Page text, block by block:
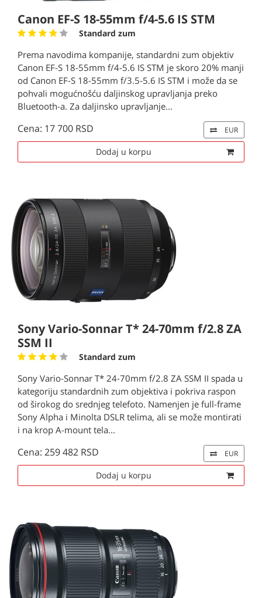
Canon EF-S 18-55mm f/4-5.6 IS STM
Standard zum
Prema navodima kompanije, standardni zum objektiv
Canon EF-S 18-55mm f/4-5.6 IS STM je skoro 20% manji
od Canon EF-S 18-55mm f/3.5-5.6 IS STM i može da se
pohvali mogućnošću daljinskog upravljanja preko
Bluetooth-a. Za daljinsko upravljanje...
Cena: 17 700 RSD EUR
Dodaj u korpu
Sony Vario-Sonnar T* 24-70mm f/2.8 ZA
SSM II
Standard zum
Sony Vario-Sonnar T* 24-70mm f/2.8 ZA SSM II spada u
kategoriju standardnih zum objektiva i pokriva raspon
od širokog do srednjeg telefoto. Namenjen je full-frame
Sony Alpha i Minolta DSLR telima, ali se može montirati
i na krop A-mount tela...
Cena: 259 482 RSD EUR
Dodaj u korpu